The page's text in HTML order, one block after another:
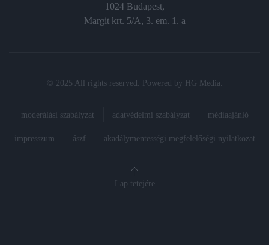
1024 Budapest,
Margit krt. 5/A, 3. em. 1. a
© 2025 All rights reserved. Powered by HG Media
moderálási szabályzat adatvédelmi szabályzat médiaajánló
impresszum ászf akadálymentességi megfelelőségi nyilatkozat
Lap tetejére